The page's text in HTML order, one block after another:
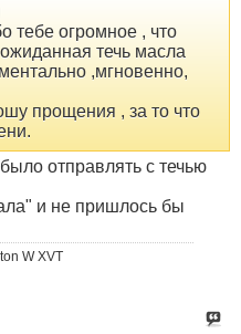
тебе огромное , что
течь масла
,мгновенно,
прощения , за то что
отправлять с течью
и не пришлось бы
W XVT